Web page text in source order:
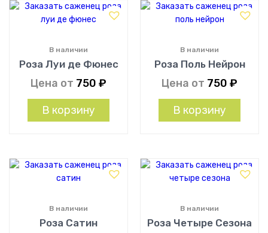
Роза Луи де Фюнес
В наличии
Цена от 750 ₽
В корзину
Роза Поль Нейрон
В наличии
Цена от 750 ₽
В корзину
Роза Сатин
В наличии
Роза Четыре Сезона
В наличии